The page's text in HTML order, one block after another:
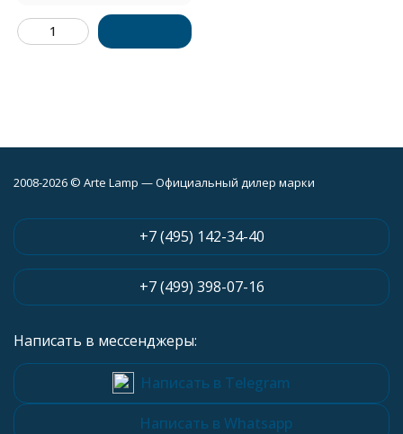
2008-2026 © Arte Lamp — Официальный дилер марки
+7 (495) 142-34-40
+7 (499) 398-07-16
Написать в мессенджеры:
Написать в Telegram
Написать в Whatsapp